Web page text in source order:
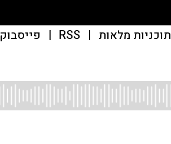
תוכניות מלאות |
RSS
| פייסבוק